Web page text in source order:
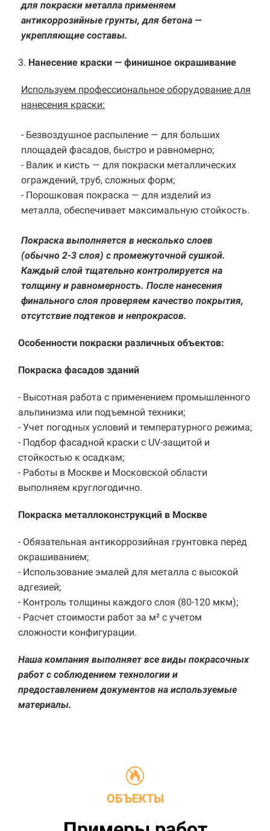
для покраски металла применяем
антикоррозийные грунты, для бетона —
укрепляющие составы.
3. Нанесение краски — финишное окрашивание
Используем профессиональное оборудование для
нанесения краски:
- Безвоздушное распыление — для больших
площадей фасадов, быстро и равномерно;
- Валик и кисть — для покраски металлических
ограждений, труб, сложных форм;
- Порошковая покраска — для изделий из
металла, обеспечивает максимальную стойкость.
Покраска выполняется в несколько слоев
(обычно 2-3 слоя) с промежуточной сушкой.
Каждый слой тщательно контролируется на
толщину и равномерность. После нанесения
финального слоя проверяем качество покрытия,
отсутствие подтеков и непрокрасов.
Особенности покраски различных объектов:
Покраска фасадов зданий
- Высотная работа с применением промышленного
альпинизма или подъемной техники;
- Учет погодных условий и температурного режима;
- Подбор фасадной краски с UV-защитой и
стойкостью к осадкам;
- Работы в Москве и Московской области
выполняем круглогодично.
Покраска металлоконструкций в Москве
- Обязательная антикоррозийная грунтовка перед
окрашиванием;
- Использование эмалей для металла с высокой
адгезией;
- Контроль толщины каждого слоя (80-120 мкм);
- Расчет стоимости работ за м² с учетом
сложности конфигурации.
Наша компания выполняет все виды покрасочных
работ с соблюдением технологии и
предоставлением документов на используемые
материалы.
ОБЪЕКТЫ